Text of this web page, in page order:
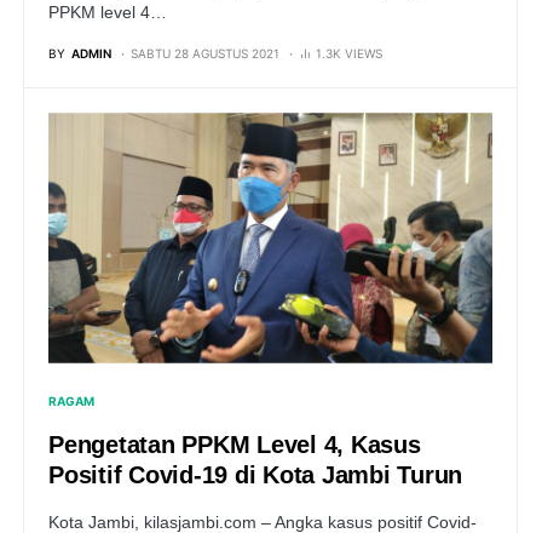
PPKM level 4…
BY ADMIN SABTU 28 AGUSTUS 2021 1.3K VIEWS
RAGAM
Pengetatan PPKM Level 4, Kasus
Positif Covid-19 di Kota Jambi Turun
Kota Jambi, kilasjambi.com – Angka kasus positif Covid-